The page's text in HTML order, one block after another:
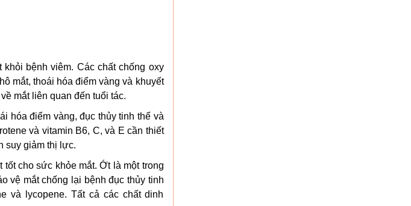
bệnh viêm. Các chất chống oxy
mắt, thoái hóa điểm vàng và khuyết
mắt liên quan đến tuổi tác.
hóa điểm vàng, đục thủy tinh thể và
và vitamin B6, C, và E cần thiết
suy giảm thị lực.
cho sức khỏe mắt. Ớt là một trong
vệ mắt chống lại bệnh đục thủy tinh
và lycopene. Tất cả các chất dinh